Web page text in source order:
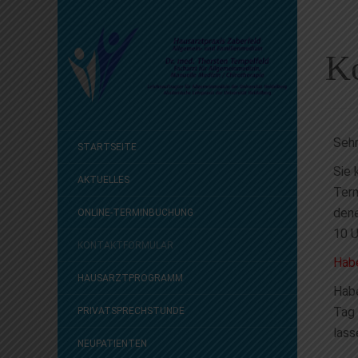
STARTSEITE
AKTUELLES
ONLINE-TERMINBUCHUNG
KONTAKTFORMULAR
HAUSARZTPROGRAMM
PRIVATSPRECHSTUNDE
NEUPATIENTEN
Sie
10